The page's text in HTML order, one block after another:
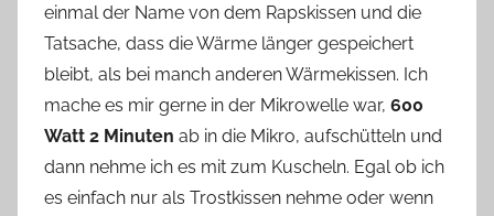
einmal der Name von dem Rapskissen und die
Tatsache, dass die Wärme länger gespeichert
bleibt, als bei manch anderen Wärmekissen. Ich
mache es mir gerne in der Mikrowelle war, 600
Watt 2 Minuten ab in die Mikro, aufschütteln und
dann nehme ich es mit zum Kuscheln. Egal ob ich
es einfach nur als Trostkissen nehme oder wenn